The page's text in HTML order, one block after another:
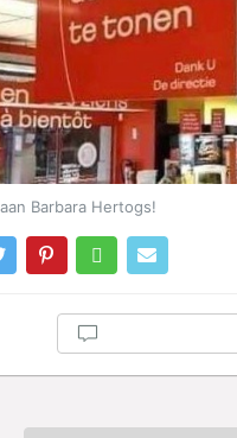
Barbara Hertogs!